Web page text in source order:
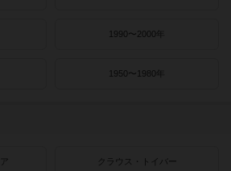
1990〜2000年
1950〜1980年
クラウス・トイバー